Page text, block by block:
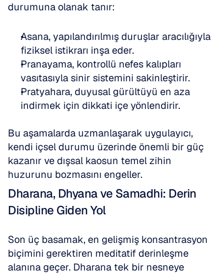
durumuna olanak tanır:
Asana, yapılandırılmış duruşlar aracılığıyla
fiziksel istikrarı inşa eder.
Pranayama, kontrollü nefes kalıpları
vasıtasıyla sinir sistemini sakinleştirir.
Pratyahara, duyusal gürültüyü en aza
indirmek için dikkati içe yönlendirir.
Bu aşamalarda uzmanlaşarak uygulayıcı,
kendi içsel durumu üzerinde önemli bir güç
kazanır ve dışsal kaosun temel zihin
huzurunu bozmasını engeller.
Dharana, Dhyana ve Samadhi: Derin
Disipline Giden Yol
Son üç basamak, en gelişmiş konsantrasyon
biçimini gerektiren meditatif derinleşme
alanına geçer. Dharana tek bir nesneye